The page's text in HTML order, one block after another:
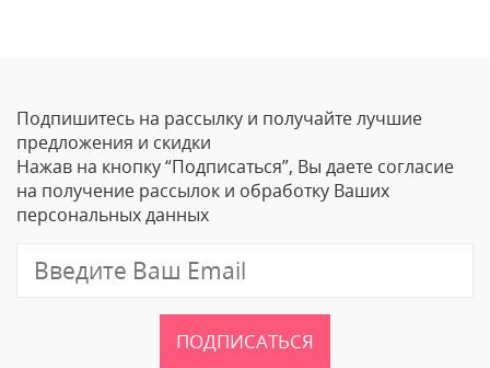
Ваше Имя
Email
Подпишитесь на рассылку и получайте лучшие
предложения и скидки
Нажав на кнопку “Подписаться”, Вы даете согласие
на получение рассылок и обработку Ваших
персональных данных
ПОДПИСАТЬСЯ